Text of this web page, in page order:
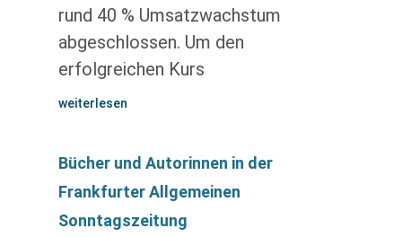
rund 40 % Umsatzwachstum
abgeschlossen. Um den
erfolgreichen Kurs
weiterlesen
Bücher und Autorinnen in der
Frankfurter Allgemeinen
Sonntagszeitung